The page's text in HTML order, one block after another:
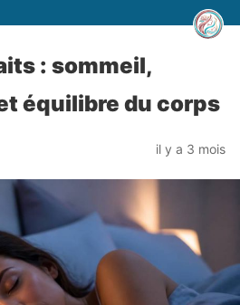
: sommeil,
équilibre du corps
il y a 3 mois